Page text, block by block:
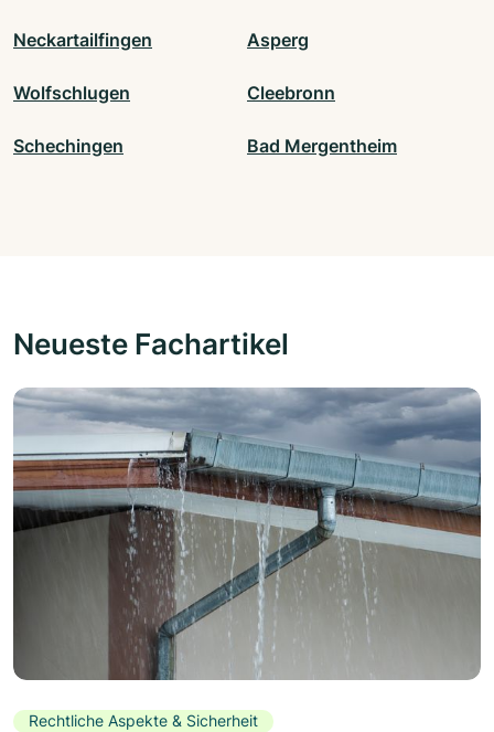
Neckartailfingen Asperg
Wolfschlugen Cleebronn
Schechingen Bad Mergentheim
Neueste Fachartikel
Rechtliche Aspekte & Sicherheit